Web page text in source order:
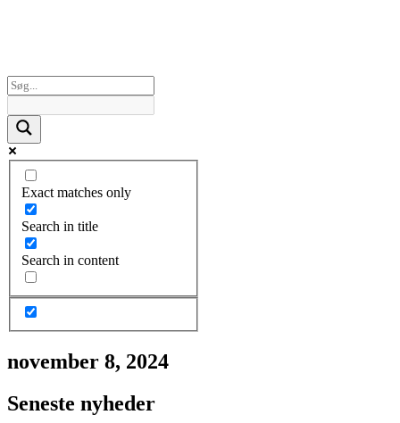
Exact matches only
Search in title
Search in content
november 8, 2024
Seneste nyheder